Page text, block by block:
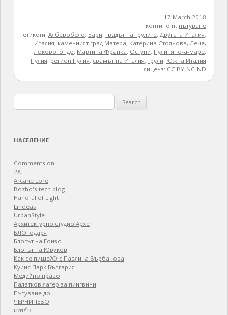
17 March 2018
континент: пътуване
етикети:Алберобело, Бари, градът на трулите,Другата Италия,
Италия, каменният град Матера, Катерина Стоянова,Лече,
Локоротондо, Мартина Франка, Остуни, Пулиняно-а-маре,
Пулия, регион Пулия, срамът на Италия,трули, Южна Италия
лиценз: CC BY-NC-ND
for:
НАСЕЛЕНИЕ
Comments on:
2A
Arcane Lore
Bozho's tech blog
Handful of Light
Lindeas
UrbanStyle
Архитектурно студио Архе
БЛОГодаря
Блогът на Гонзо
Блогът на Юруков
Как се пише?® с Павлина Върбанова
Куинс Парк България
Медийно право
Палатков лагер зa пингвини
Пътуване до…
ЧЕРНИЧЕВО
เบทฮับ